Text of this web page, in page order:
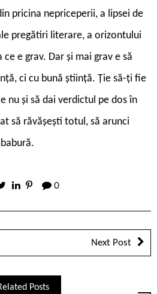
pricina nepriceperii, a lipsei de
pregătiri literare, a orizontului
e grav. Dar și mai grav e să
ci cu bună știință. Ție să-ți fie
nu și să dai verdictul pe dos în
să răvășești totul, să arunci
0
Next Post
Posts